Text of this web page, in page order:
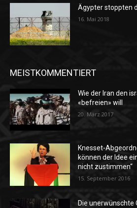
Ägypter stoppten
16. Mai 2018
MEISTKOMMENTIERT
Wie der Iran den
«befreien» will
20. März 2017
Knesset-
können der Idee
nicht zustimmen“
15. September 2016
Die